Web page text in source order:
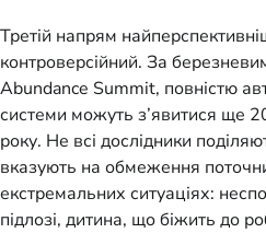
Третій напрям
контроверсійний. За
Abundance Summit, повністю
системи можуть з’явитися ще
року. Не всі дослідники
вказують на обмеження
екстремальних ситуаціях:
підлозі, дитина, що біжить до